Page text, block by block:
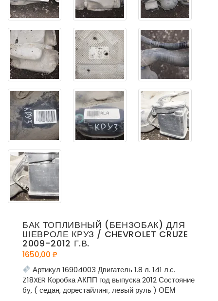
БАК ТОПЛИВНЫЙ (БЕНЗОБАК) ДЛЯ
ШЕВРОЛЕ КРУЗ / CHEVROLET CRUZE
2009-2012 Г.В.
1650,00 ₽
Артикул 16904003 Двигатель 1.8 л. 141 л.с.
Z18XER Коробка АКПП год выпуска 2012 Состояние
бу, ( седан, дорестайлинг, левый руль ) ОЕМ